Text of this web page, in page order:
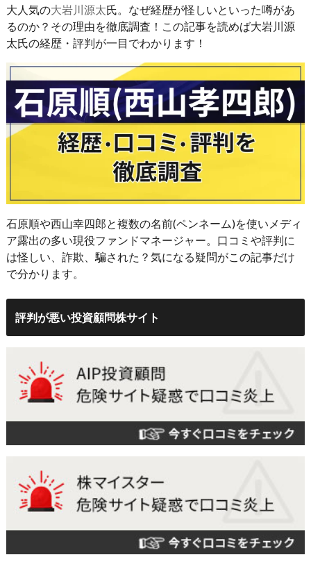
大人気の大岩川源太氏。なぜ経歴が怪しいといった噂があ
るのか？その理由を徹底調査！この記事を読めば大岩川源
太氏の経歴・評判が一目でわかります！
石原順や西山幸四郎と複数の名前(ペンネーム)を使いメディ
ア露出の多い現役ファンドマネージャー。口コミや評判に
は怪しい、詐欺、騙された？気になる疑問がこの記事だけ
で分かります。
評判が悪い投資顧問株サイト